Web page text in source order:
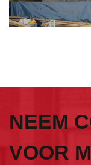
NEEM
VOOR